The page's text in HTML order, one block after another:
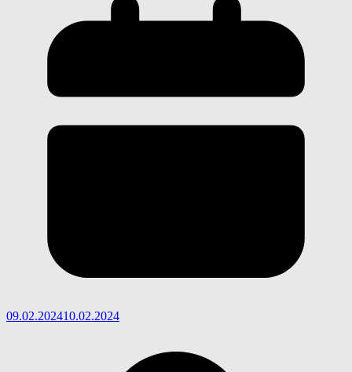
09.02.202410.02.2024